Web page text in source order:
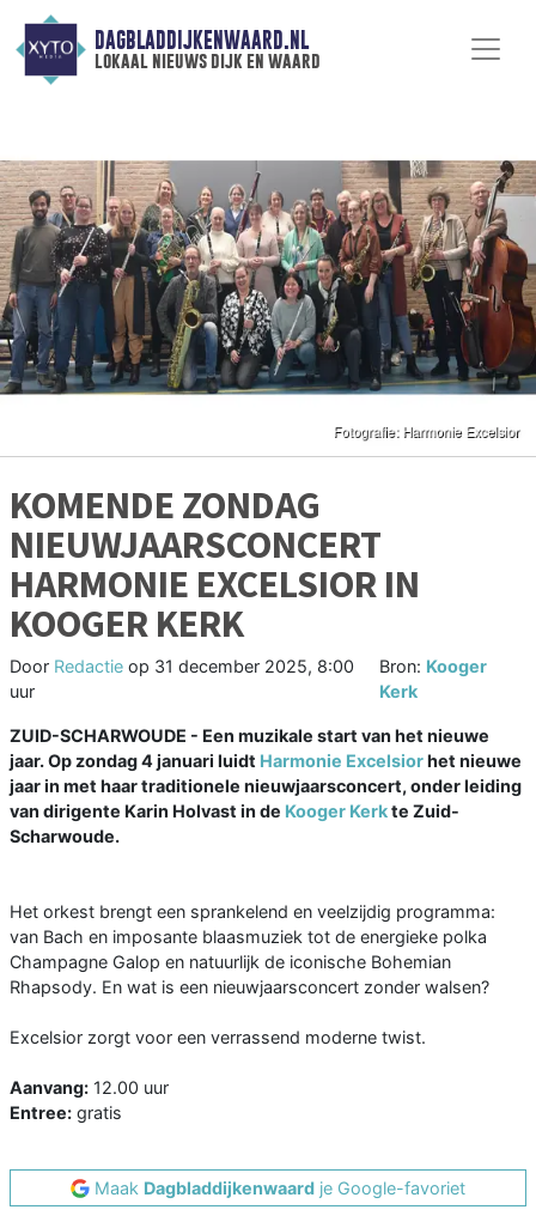
DAGBLADDIJKENWAARD.NL
lokaal nieuws dijk en waard
KOMENDE ZONDAG
NIEUWJAARSCONCERT
HARMONIE EXCELSIOR IN
KOOGER KERK
Door Redactie op 31 december 2025, 8:00
uur
Bron: Kooger
Kerk
ZUID-SCHARWOUDE - Een muzikale start van het nieuwe
jaar. Op zondag 4 januari luidt Harmonie Excelsiorhet nieuwe
jaar in met haar traditionele nieuwjaarsconcert, onder leiding
van dirigente Karin Holvast in de Kooger Kerkte Zuid-
Scharwoude.
Het orkest brengt een sprankelend en veelzijdig programma:
van Bach en imposante blaasmuziek tot de energieke polka
Champagne Galop en natuurlijk de iconische Bohemian
Rhapsody. En wat is een nieuwjaarsconcert zonder walsen?
Excelsior zorgt voor een verrassend moderne twist.
Aanvang: 12.00 uur
Entree: gratis
Maak Dagbladdijkenwaard je Google-favoriet